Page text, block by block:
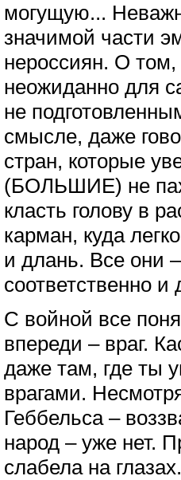
могущую...
значимой части
нероссиян. О том,
неожиданно для
не
смысле, даже
стран, которые
(БОЛЬШИЕ) не
класть голову в
карман, куда
и длань. Все они
соответственно и
С войной все
впереди – враг.
даже там, где ты
врагами.
Геббельса –
народ – уже нет.
слабела на